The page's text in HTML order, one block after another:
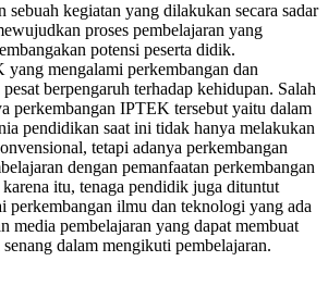
sebuah kegiatan yang dilakukan secara sadar
proses pembelajaran yang
potensi peserta didik.
mengalami perkembangan dan
berpengaruh terhadap kehidupan. Salah
perkembangan IPTEK tersebut yaitu dalam
pendidikan saat ini tidak hanya melakukan
tetapi adanya perkembangan
dengan pemanfaatan perkembangan
itu, tenaga pendidik juga dituntut
perkembangan ilmu dan teknologi yang ada
media pembelajaran yang dapat membuat
dalam mengikuti pembelajaran.